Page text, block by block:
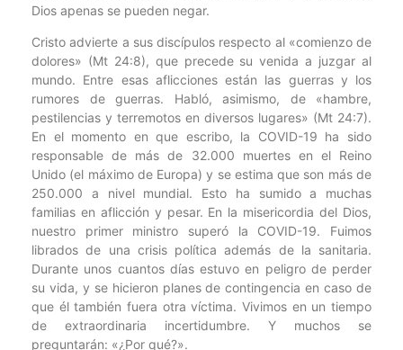
Dios apenas se pueden negar.
Cristo advierte a sus discípulos respecto al «comienzo de
dolores» (Mt 24:8), que precede su venida a juzgar al
mundo. Entre esas aflicciones están las guerras y los
rumores de guerras. Habló, asimismo, de «hambre,
pestilencias y terremotos en diversos lugares» (Mt 24:7).
En el momento en que escribo, la COVID-19 ha sido
responsable de más de 32.000 muertes en el Reino
Unido (el máximo de Europa) y se estima que son más de
250.000 a nivel mundial. Esto ha sumido a muchas
familias en aflicción y pesar. En la misericordia del Dios,
nuestro primer ministro superó la COVID-19. Fuimos
librados de una crisis política además de la sanitaria.
Durante unos cuantos días estuvo en peligro de perder
su vida, y se hicieron planes de contingencia en caso de
que él también fuera otra víctima. Vivimos en un tiempo
de extraordinaria incertidumbre. Y muchos se
preguntarán: «¿Por qué?».